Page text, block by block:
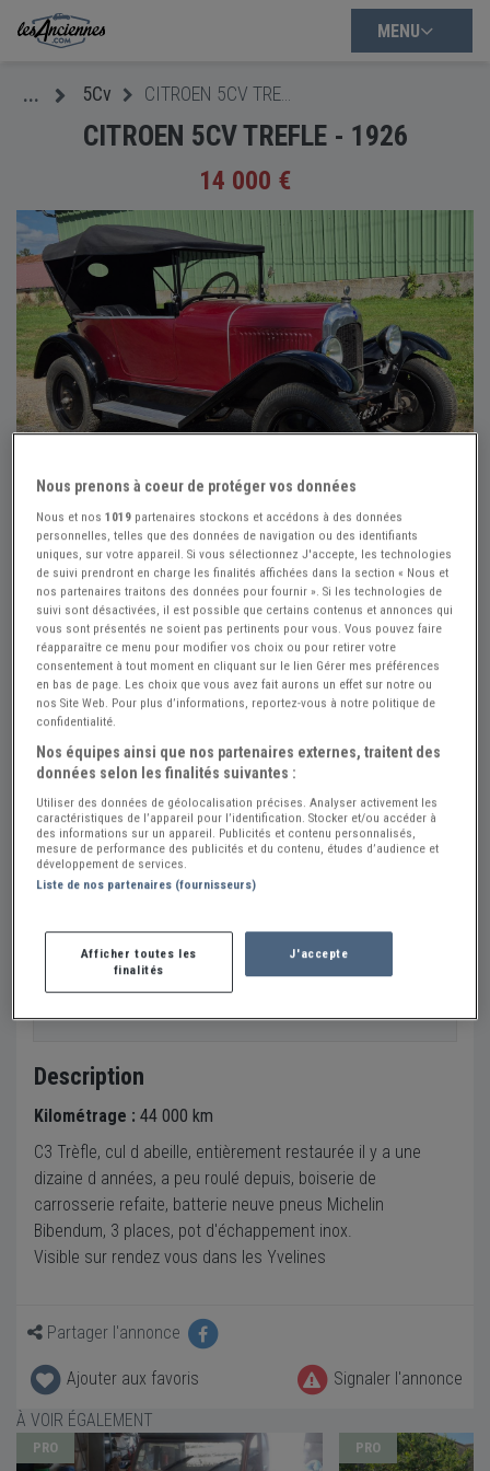
MENU
... 5Cv
CITROEN 5CV TREFLE - 1926
14 000 €
+33
Réf : A788853 Actualisée le : 17/07/2026
CITROEN 5CV TREFLE - 1926
Créer une alerte CITROEN 5CV
14 000 €
GARAGE VAUVENARGUES PRO
Yvelines (78) - GAMBAIS (78950)
Voir sur la carte
Voir le téléphone
Envoyer un email
Description
Kilométrage : 44 000 km
C3 Trèfle, cul d abeille, entièrement restaurée il y a une
dizaine d années, a peu roulé depuis, boiserie de
carrosserie refaite, batterie neuve pneus Michelin
Bibendum, 3 places, pot d'échappement inox.
Visible sur rendez vous dans les Yvelines
Partager l'annonce
Ajouter aux favoris
Signaler l'annonce
À VOIR ÉGALEMENT
PRO PRO
Nous prenons à coeur de protéger vos données
Nous et nos1019 partenaires stockons et accédons à des données
personnelles, telles que des données de navigation ou des identifiants
uniques, sur votre appareil. Si vous sélectionnez J'accepte, les technologies
de suivi prendront en charge les finalités affichées dans la section « Nous et
nos partenaires traitons des données pour fournir ». Si les technologies de
suivi sont désactivées, il est possible que certains contenus et annonces qui
vous sont présentés ne soient pas pertinents pour vous. Vous pouvez faire
réapparaître ce menu pour modifier vos choix ou pour retirer votre
consentement à tout moment en cliquant sur le lien Gérer mes préférences
en bas de page. Les choix que vous avez fait aurons un effet sur notre ou
nos Site Web. Pour plus d’informations, reportez-vous à notre politique de
confidentialité.
Nos équipes ainsi que nos partenaires externes, traitent des
données selon les finalités suivantes :
Utiliser des données de géolocalisation précises. Analyser activement les
caractéristiques de l’appareil pour l’identification. Stocker et/ou accéder à
des informations sur un appareil. Publicités et contenu personnalisés,
mesure de performance des publicités et du contenu, études d’audience et
développement de services.
Liste de nos partenaires (fournisseurs)
Afficher toutes les
finalités
J'accepte